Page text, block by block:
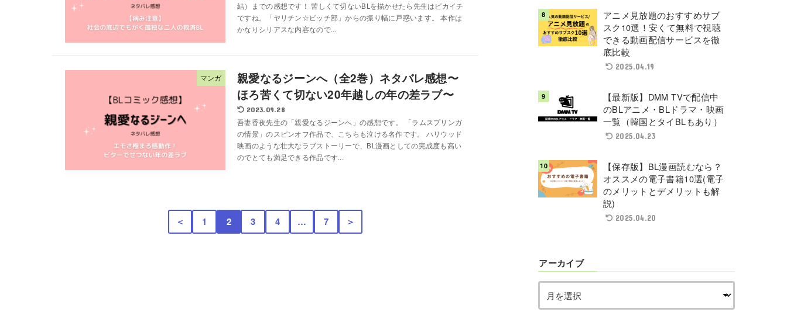
結）までの感想です！ 苦しくて切ないBLを描かせたら先生はピカイチ
ですね。「ヤリチン☆ビッチ部」からの振り幅に戸惑います。 本作は
かなりシリアスな内容なので...
マンガ
親愛なるジーンへ（全2巻）ネタバレ感想〜
ほろ苦くて切ない20年越しの年の差ラブ〜
2023.09.28
吾妻香夜先生の「親愛なるジーンへ」の感想です。 「ラムスプリンガ
の情景」のスピンオフ作品で、こちらも泣ける名作です。 ハリウッド
映画のような壮大なラブストーリーで、BL漫画としての完成度も高い
のでとても満足できる作品です...
＜ 1 2 3 4 … 7 ＞
アニメ見放題のおすすめサブ
スク10選！安くて無料で視聴
できる動画配信サービスを徹
底比較
2025.04.19
【最新版】DMM TVで配信中
のBLアニメ・BLドラマ・映画
一覧（韓国とタイBLもあり）
2025.04.23
【保存版】BL漫画読むなら？
オススメの電子書籍10選(電子
のメリットとデメリットも解
説)
2025.04.20
アーカイブ